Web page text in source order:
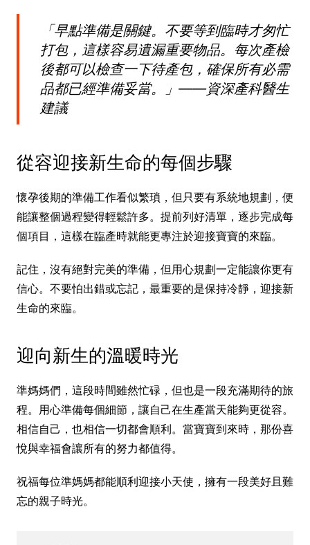
「早點準備是關鍵。不要等到臨時才匆忙
打包，這樣容易遺漏重要物品。每次產檢
後都可以檢查一下待產包，確保所有必需
品都已經準備妥當。」——資深產科醫生
建議
從容迎接新生命的每個步驟
懷孕後期的準備工作看似繁瑣，但只要有系統地規劃，便
能讓整個過程變得輕鬆許多。提前列好清單，逐步完成每
個項目，這樣在臨產時就能更專注於迎接寶寶的來臨。
記住，沒有絕對完美的準備，但用心規劃一定能讓你更有
信心。不要怕出錯或忘記，最重要的是保持冷靜，迎接新
生命的來臨。
迎向新生的溫暖時光
準媽媽們，這段時間雖然忙碌，但也是一段充滿期待的旅
程。用心準備每個細節，讓自己在生產當天能夠更從容。
相信自己，也相信一切都會順利。當寶寶到來時，那份喜
悅與幸福會讓所有的努力都值得。
祝福每位準媽媽都能順利迎接小天使，擁有一段美好且難
忘的親子時光。